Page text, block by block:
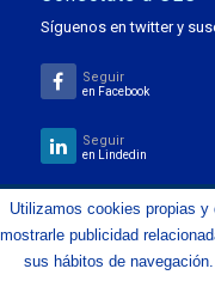
Síguenos en twitter y
Seguir
en Facebook
Seguir
en Lindedin
© Copyright 2023 -
Utilizamos cookies propias
mostrarle publicidad
sus hábitos de